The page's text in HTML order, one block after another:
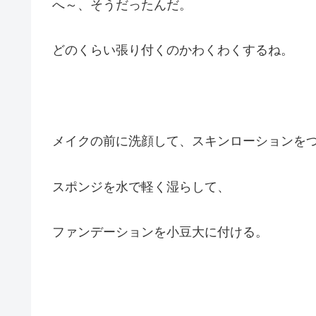
へ～、そうだったんだ。
どのくらい張り付くのかわくわくするね。
メイクの前に洗顔して、スキンローションを
スポンジを水で軽く湿らして、
ファンデーションを小豆大に付ける。